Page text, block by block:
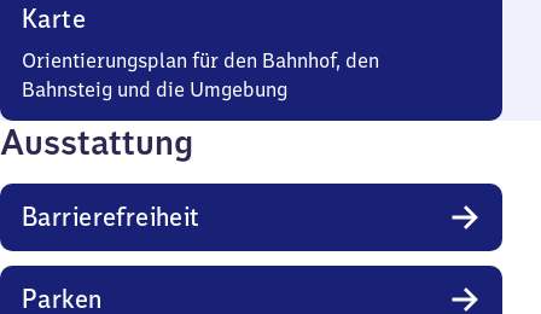
Karte
Orientierungsplan für den Bahnhof, den
Bahnsteig und die Umgebung
Ausstattung
Barrierefreiheit
Parken